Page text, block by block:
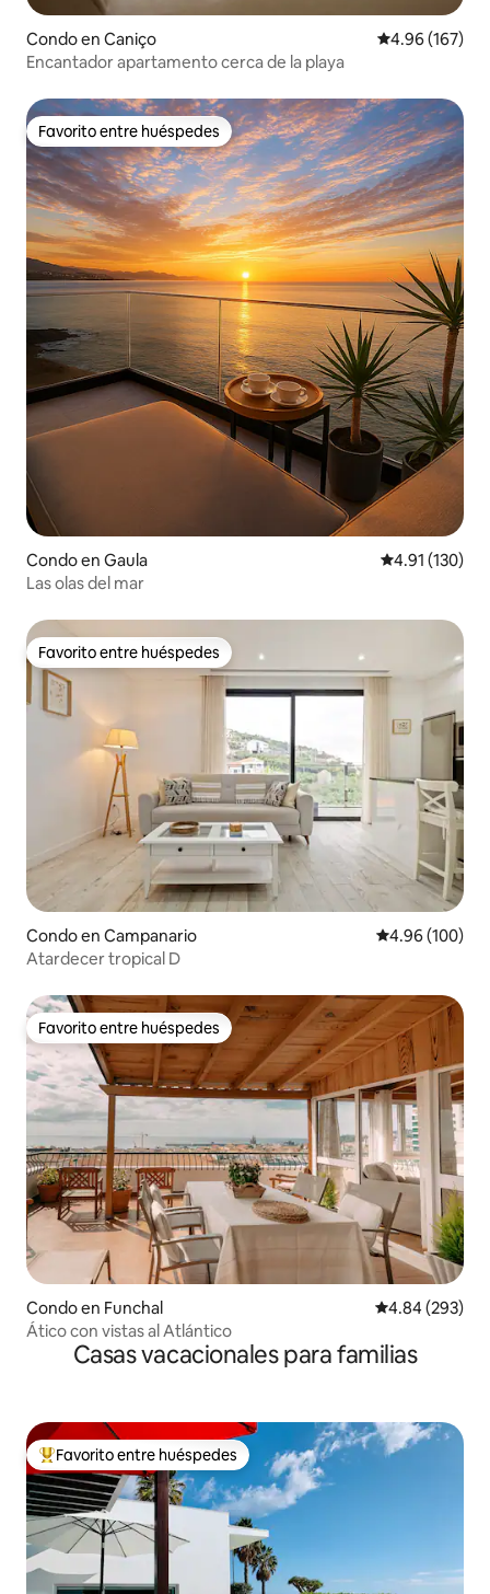
Condo en Caniço Calificación
4.96 (167)
Encantador apartamento cerca de la playa
Favorito entre huéspedes
Favorito entre huéspedes
Condo en Gaula Calificación
4.91 (130)
Las olas del mar
Favorito entre huéspedes
Favorito entre huéspedes
Condo en Campanario Calificación
4.96 (100)
Atardecer tropical D
Favorito entre huéspedes
Favorito entre huéspedes
Condo en Funchal Calificación
4.84 (293)
Ático con vistas al Atlántico
Casas vacacionales para familias
Favorito entre huéspedes preferido
Favorito entre huéspedes